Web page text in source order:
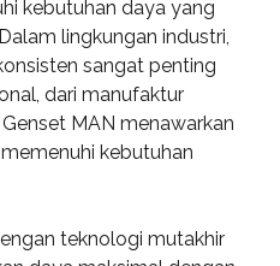
kebutuhan daya yang
lingkungan industri,
sangat penting
dari manufaktur
MAN menawarkan
kebutuhan
teknologi mutakhir